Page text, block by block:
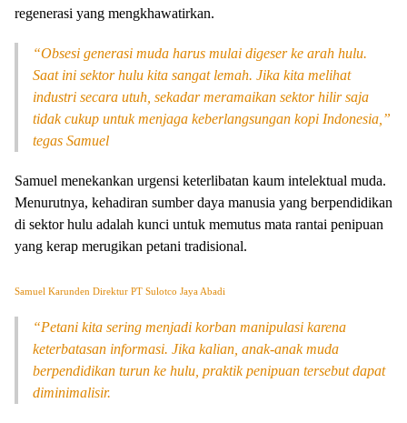
regenerasi yang mengkhawatirkan.
“Obsesi generasi muda harus mulai digeser ke arah hulu.
Saat ini sektor hulu kita sangat lemah. Jika kita melihat
industri secara utuh, sekadar meramaikan sektor hilir saja
tidak cukup untuk menjaga keberlangsungan kopi Indonesia,”
tegas Samuel
Samuel menekankan urgensi keterlibatan kaum intelektual muda.
Menurutnya, kehadiran sumber daya manusia yang berpendidikan
di sektor hulu adalah kunci untuk memutus mata rantai penipuan
yang kerap merugikan petani tradisional.
Samuel Karunden Direktur PT Sulotco Jaya Abadi
“Petani kita sering menjadi korban manipulasi karena
keterbatasan informasi. Jika kalian, anak-anak muda
berpendidikan turun ke hulu, praktik penipuan tersebut dapat
diminimalisir.